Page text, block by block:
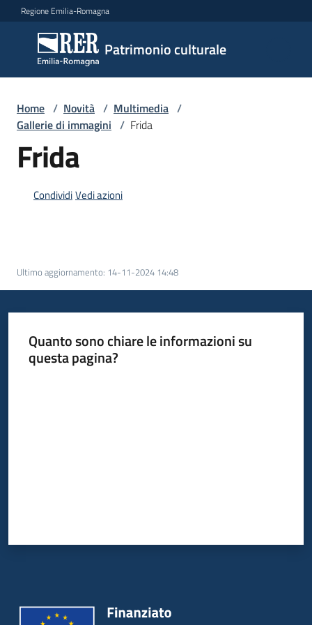
Vai al contenuto
Vai alla navigazione
Vai al footer
Regione Emilia-Romagna
Patrimonio culturale
Patrimonio
culturale
Argomenti
Leggi
Atti
Piani
Programmi
Home / Novità / Multimedia /
Gallerie di immagini / Frida
Frida
CondividiVedi azioni
Ultimo aggiornamento: 14-11-2024 14:48
Quanto sono chiare le informazioni su
questa pagina?